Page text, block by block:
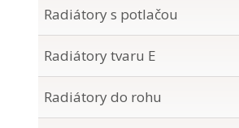
Radiátory s potlačou
Radiátory tvaru E
Radiátory do rohu